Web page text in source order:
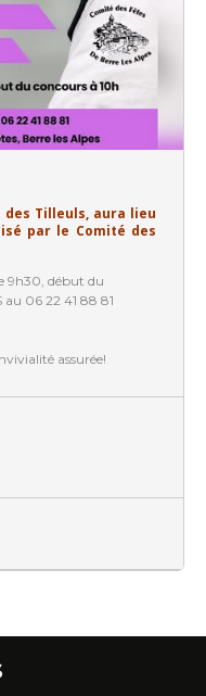
des Tilleuls, aura lieu
par le Comité des
9h30, début du
06 22 41 88 81
assurée!